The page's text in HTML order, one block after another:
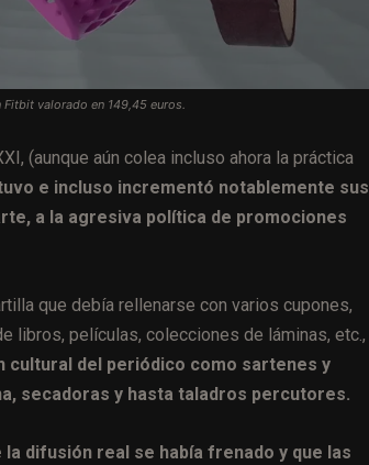
valorado en 149,45 euros.
(aunque aún colea incluso ahora la práctica
e incluso incrementó notablemente sus
a la agresiva política de promociones
que debía rellenarse con varios cupones,
libros, películas, colecciones de láminas, etc.,
cultural del periódico como sartenes y
secadoras y hasta taladros percutores.
la difusión real se había frenado y que las